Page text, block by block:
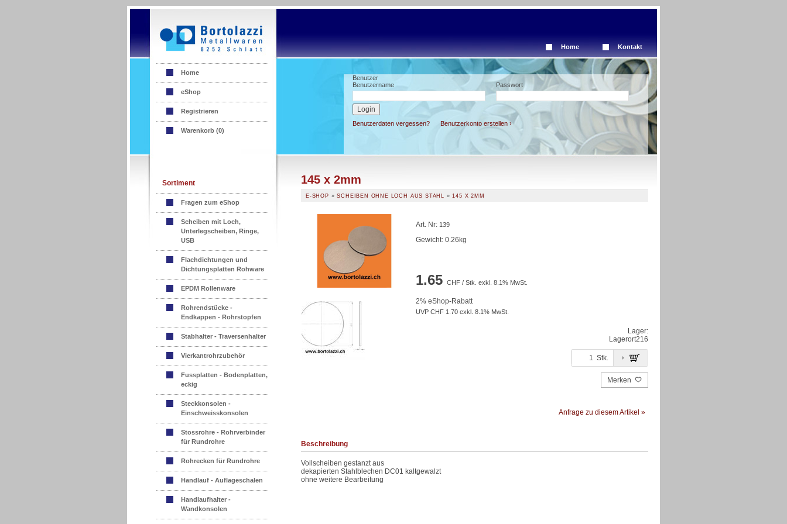
Home Kontakt
Home
eShop
Registrieren
Warenkorb (0)
Benutzer
Benutzername
Passwort
Benutzerdaten vergessen? Benutzerkonto erstellen ›
Sortiment
Fragen zum eShop
Scheiben mit Loch,
Unterlegscheiben, Ringe,
USB
Flachdichtungen und
Dichtungsplatten Rohware
EPDM Rollenware
Rohrendstücke -
Endkappen - Rohrstopfen
Stabhalter - Traversenhalter
Vierkantrohrzubehör
Fussplatten - Bodenplatten,
eckig
Steckkonsolen -
Einschweisskonsolen
Stossrohre - Rohrverbinder
für Rundrohre
Rohrecken für Rundrohre
Handlauf - Auflageschalen
Handlaufhalter -
Wandkonsolen
145 x 2mm
E-SHOP »SCHEIBEN OHNE LOCH AUS STAHL »145 X 2MM
Art. Nr: 139
Gewicht: 0.26kg
1.65 CHF / Stk. exkl. 8.1% MwSt.
2% eShop-Rabatt
UVP CHF 1.70 exkl. 8.1% MwSt.
Lager:
Lagerort216
Stk.
Merken
Anfrage zu diesem Artikel »
Beschreibung
Vollscheiben gestanzt aus
dekapierten Stahlblechen DC01 kaltgewalzt
ohne weitere Bearbeitung